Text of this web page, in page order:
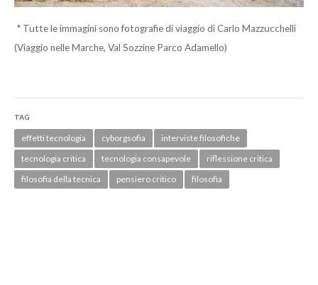
* Tutte le immagini sono fotografie di viaggio di Carlo Mazzucchelli
(Viaggio nelle Marche, Val Sozzine Parco Adamello)
TAG
effetti tecnologia cyborgsofia
interviste filosofiche
tecnologia critica
tecnologia consapevole
riflessione critica
filosofia della tecnica
pensiero critico filosofia